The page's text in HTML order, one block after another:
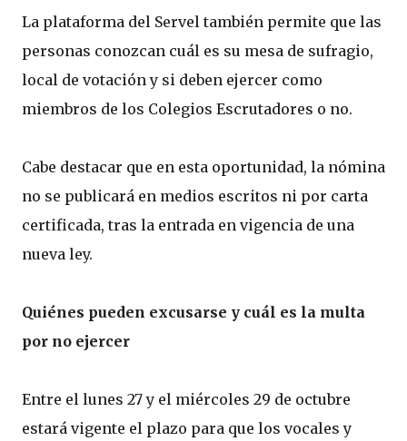
La plataforma del Servel también permite que las
personas conozcan cuál es su mesa de sufragio,
local de votación y si deben ejercer como
miembros de los Colegios Escrutadores o no.
Cabe destacar que en esta oportunidad, la nómina
no se publicará en medios escritos ni por carta
certificada, tras la entrada en vigencia de una
nueva ley.
Quiénes pueden excusarse y cuál es la multa
por no ejercer
Entre el lunes 27 y el miércoles 29 de octubre
estará vigente el plazo para que los vocales y